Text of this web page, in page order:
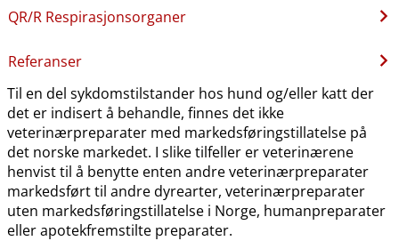
QR​/​R Respirasjonsorganer
Referanser
Til en del sykdomstilstander hos hund og​/​eller katt der
det er indisert å behandle, finnes det ikke
veterinærpreparater med markedsføringstillatelse på
det norske markedet. I slike tilfeller er veterinærene
henvist til å benytte enten andre veterinærpreparater
markedsført til andre dyrearter, veterinærpreparater
uten markedsføringstillatelse i Norge, humanpreparater
eller apotekfremstilte preparater.